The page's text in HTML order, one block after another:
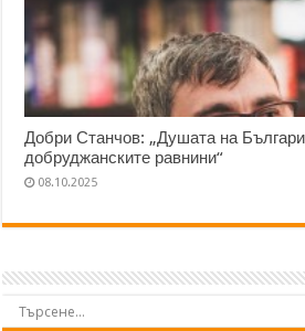
Добри Станчов: „Душата на
добруджанските равнини“
08.10.2025